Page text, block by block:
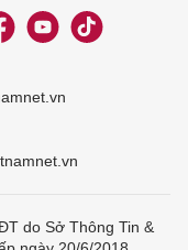
do Sở Thông Tin &